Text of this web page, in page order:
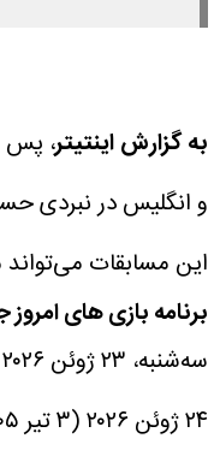
به گزارش اینتیتر
و انگلیس در نبردی
این مسابقات
برنامه بازی های امروز
سه‌شنبه، ۲۳ ژوئن ۲۰۲۶ (۲ تیر ۱۴۰۵)
۲۴ ژوئن ۲۰۲۶ (۳ تیر ۱۴۰۵)